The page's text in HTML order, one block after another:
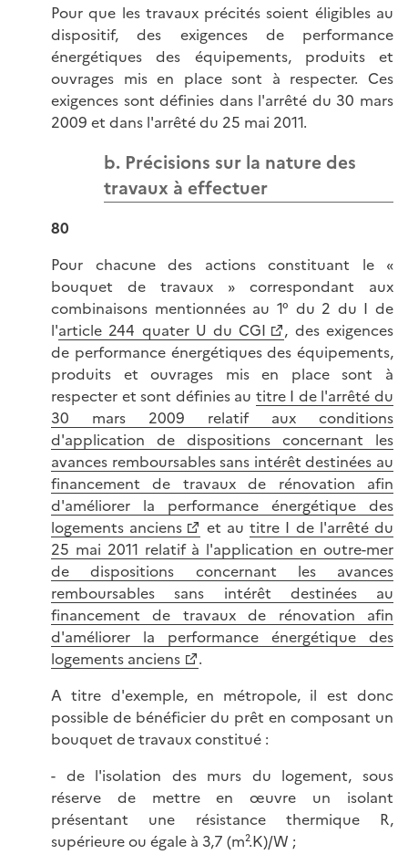
Pour que les travaux précités soient éligibles au
dispositif, des exigences de performance
énergétiques des équipements, produits et
ouvrages mis en place sont à respecter. Ces
exigences sont définies dans l'arrêté du 30 mars
2009 et dans l'arrêté du 25 mai 2011.
b. Précisions sur la nature des
travaux à effectuer
80
Pour chacune des actions constituant le «
bouquet de travaux » correspondant aux
combinaisons mentionnées au 1° du 2 du I de
l'article 244 quater U du CGI
, des exigences
de performance énergétiques des équipements,
produits et ouvrages mis en place sont à
respecter et sont définies au titre I de l'arrêté du
30 mars 2009 relatif aux conditions
d'application de dispositions concernant les
avances remboursables sans intérêt destinées au
financement de travaux de rénovation afin
d'améliorer la performance énergétique des
logements anciens
et au titre I de l'arrêté du
25 mai 2011 relatif à l'application en outre-mer
de dispositions concernant les avances
remboursables sans intérêt destinées au
financement de travaux de rénovation afin
d'améliorer la performance énergétique des
logements anciens
.
A titre d'exemple, en métropole, il est donc
possible de bénéficier du prêt en composant un
bouquet de travaux constitué :
- de l'isolation des murs du logement, sous
réserve de mettre en œuvre un isolant
présentant une résistance thermique R,
supérieure ou égale à 3,7 (m².K)/W ;